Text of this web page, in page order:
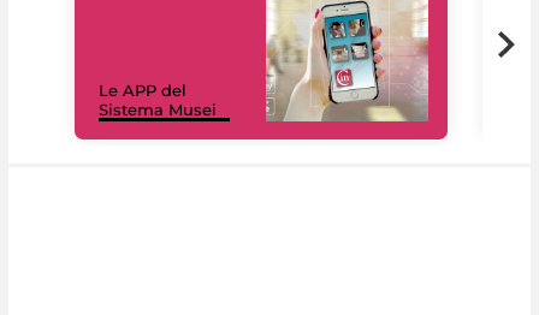
Le APP del
Sistema Musei